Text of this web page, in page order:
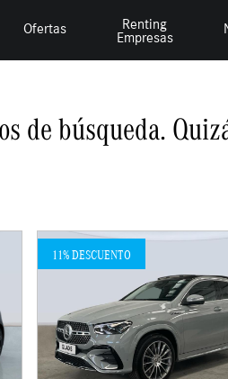
Ofertas Renting
Empresas
de búsqueda.
11% DESCUENTO